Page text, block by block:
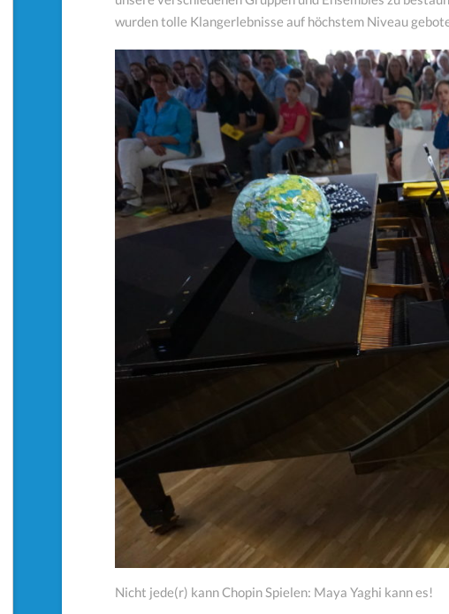
wurden tolle Klangerlebnisse auf höchstem Niveau
Nicht jede(r) kann Chopin Spielen: Maya Yaghi kann es!